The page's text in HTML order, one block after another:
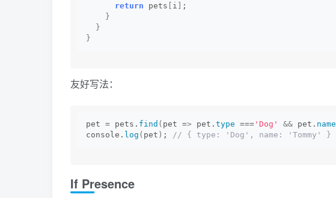
return pets [ i ] ;
}
}
}
友好写法：
pet = pets. find ( pet => pet. type ==='Dog' && pet. name
console. log ( pet ) ; // { type: 'Dog', name: 'Tommy' }
If Presence